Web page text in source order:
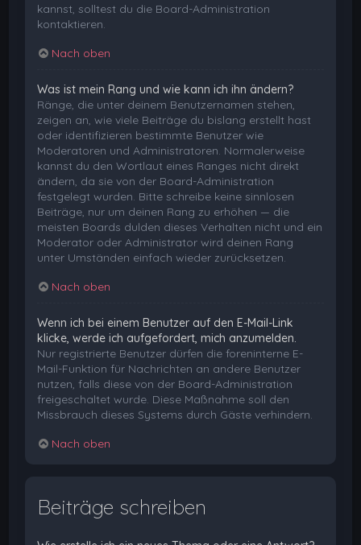
kannst, solltest du die Board-Administration
kontaktieren.
Nach oben
Was ist mein Rang und wie kann ich ihn ändern?
Ränge, die unter deinem Benutzernamen stehen,
zeigen an, wie viele Beiträge du bislang erstellt hast
oder identifizieren bestimmte Benutzer wie
Moderatoren und Administratoren. Normalerweise
kannst du den Wortlaut eines Ranges nicht direkt
ändern, da sie von der Board-Administration
festgelegt wurden. Bitte schreibe keine sinnlosen
Beiträge, nur um deinen Rang zu erhöhen — die
meisten Boards dulden dieses Verhalten nicht und ein
Moderator oder Administrator wird deinen Rang
unter Umständen einfach wieder zurücksetzen.
Nach oben
Wenn ich bei einem Benutzer auf den E-Mail-Link
klicke, werde ich aufgefordert, mich anzumelden.
Nur registrierte Benutzer dürfen die foreninterne E-
Mail-Funktion für Nachrichten an andere Benutzer
nutzen, falls diese von der Board-Administration
freigeschaltet wurde. Diese Maßnahme soll den
Missbrauch dieses Systems durch Gäste verhindern.
Nach oben
Beiträge schreiben